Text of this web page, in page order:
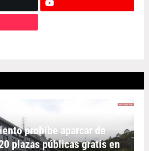
prohíbe aparcar de
plazas públicas gratis en